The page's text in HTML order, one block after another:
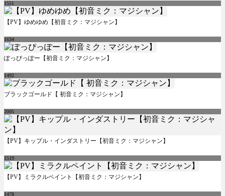
1551
【PV】ゆめゆめ【初音ミク：マジシャン】
1634
ぽっぴっぽー【初音ミク：マジシャン】
1492
ブラックゴールド【 初音ミク：マジシャン】
2005
【PV】キップル・インダストリー【初音ミク：マジシャン】
1519
【PV】ミラクルペイント【初音ミク：マジシャン】
1478